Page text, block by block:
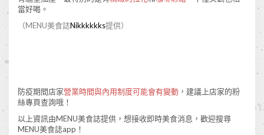
當好喝。
（MENU美食誌Nikkkkkks提供）
防疫期間店家營業時間與內用制度可能會有變動 ，建議上店家的粉
絲專頁查詢哦！
以上資訊由MENU美食誌提供，想接收即時美食消息，歡迎搜尋
MENU美食誌app！